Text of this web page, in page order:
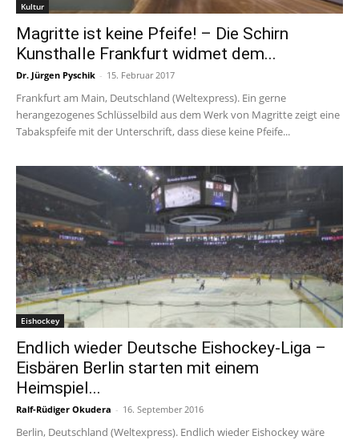
Kultur
Magritte ist keine Pfeife! – Die Schirn
Kunsthalle Frankfurt widmet dem...
Dr. Jürgen Pyschik - 15. Februar 2017
Frankfurt am Main, Deutschland (Weltexpress). Ein gerne
herangezogenes Schlüsselbild aus dem Werk von Magritte zeigt eine
Tabakspfeife mit der Unterschrift, dass diese keine Pfeife...
Eishockey
Endlich wieder Deutsche Eishockey-Liga –
Eisbären Berlin starten mit einem
Heimspiel...
Ralf-Rüdiger Okudera - 16. September 2016
Berlin, Deutschland (Weltexpress). Endlich wieder Eishockey wäre